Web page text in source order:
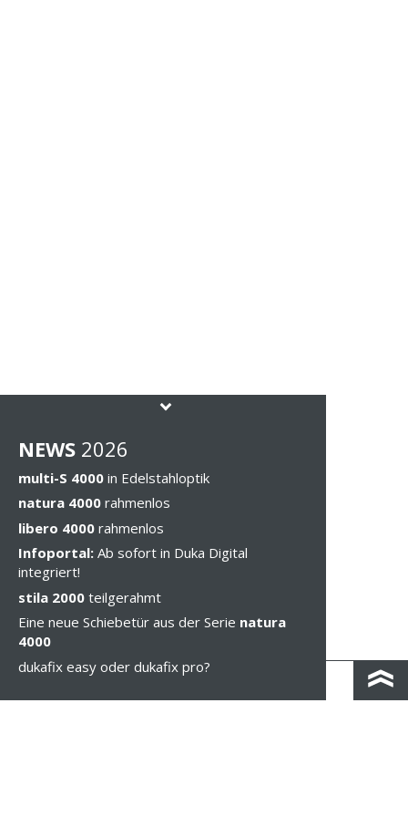
NEWS 2026
multi-S 4000 in Edelstahloptik
natura 4000 rahmenlos
libero 4000 rahmenlos
Infoportal: Ab sofort in Duka Digital
integriert!
stila 2000 teilgerahmt
Eine neue Schiebetür aus der Serie natura
4000
dukafix easy oder dukafix pro?